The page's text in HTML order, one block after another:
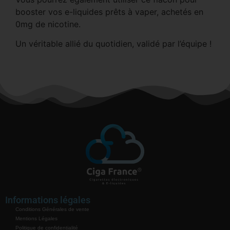
booster vos e-liquides prêts à vaper, achetés en
0mg de nicotine.
Un véritable allié du quotidien, validé par l’équipe !
Informations légales
Conditions Générales de vente
Mentions Légales
Politique de confidentialité